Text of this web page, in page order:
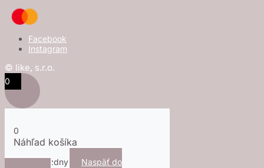
Facebook
Instagram
© like, s.r.o.
0
0
Náhľad košíka
Košík je prázdny
Naspäť do